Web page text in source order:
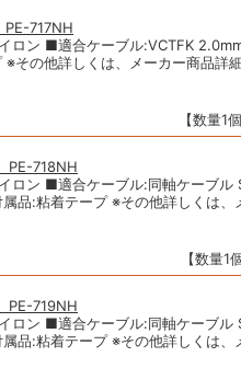
717NH
ロン ■適合ケーブル:VCTFK
その他詳しくは、メーカー商品詳
【数量1
PE-718NH
ロン ■適合ケーブル:同軸ケーブル
:粘着テープ ※その他詳しくは、
【数量1
PE-719NH
ロン ■適合ケーブル:同軸ケーブル
:粘着テープ ※その他詳しくは、